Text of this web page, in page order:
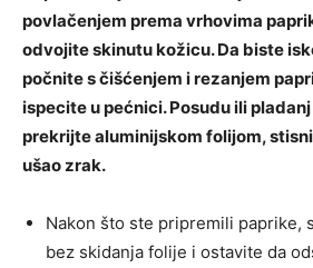
povlačenjem prema vrhovima
odvojite skinutu kožicu. Da biste
počnite s čišćenjem i rezanjem
ispecite u pećnici. Posudu ili
prekrijte aluminijskom folijom,
ušao zrak.
Nakon što ste pripremili paprike,
bez skidanja folije i ostavite da